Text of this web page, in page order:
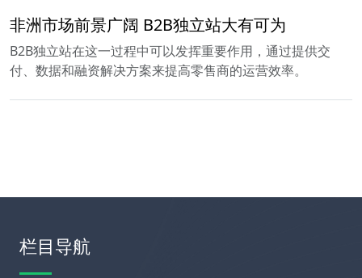
非洲市场前景广阔 B2B独立站大有可为
B2B独立站在这一过程中可以发挥重要作用，通过提供交
付、数据和融资解决方案来提高零售商的运营效率。
栏目导航